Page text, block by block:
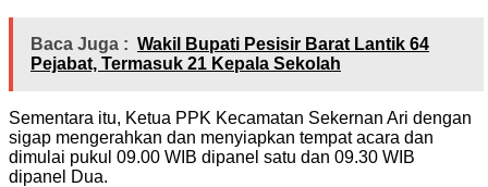
Baca Juga : Wakil Bupati Pesisir Barat Lantik 64
Pejabat, Termasuk 21 Kepala Sekolah
Sementara itu, Ketua PPK Kecamatan Sekernan Ari dengan
sigap mengerahkan dan menyiapkan tempat acara dan
dimulai pukul 09.00 WIB dipanel satu dan 09.30 WIB
dipanel Dua.